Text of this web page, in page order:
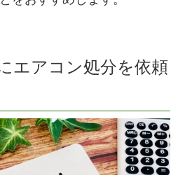
エアコン処分を依頼